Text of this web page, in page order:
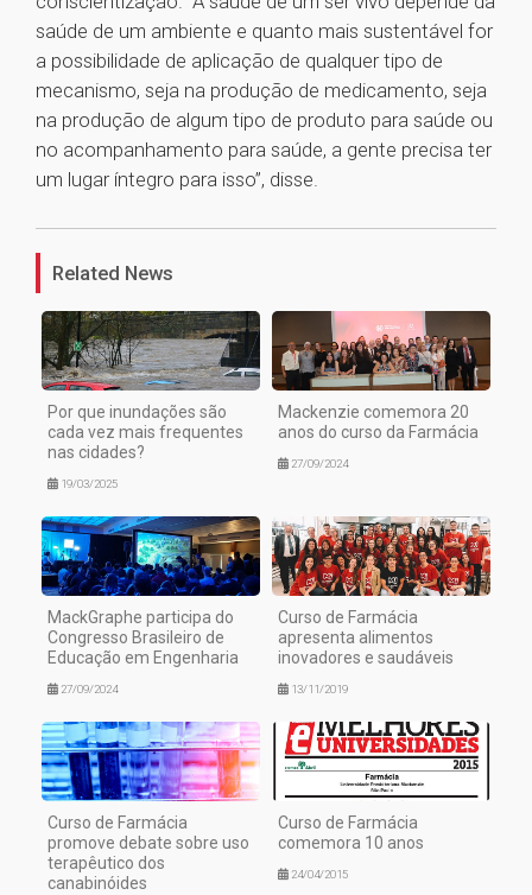
saúde de um ambiente e quanto mais sustentável for
a possibilidade de aplicação de qualquer tipo de
mecanismo, seja na produção de medicamento, seja
na produção de algum tipo de produto para saúde ou
no acompanhamento para saúde, a gente precisa ter
um lugar íntegro para isso”, disse.
1
Related News
Por que inundações são
cada vez mais frequentes
nas cidades?
19/03/2025
Mackenzie comemora 20
anos do curso da Farmácia
27/09/2024
MackGraphe participa do
Congresso Brasileiro de
Educação em Engenharia
27/09/2024
Curso de Farmácia
apresenta alimentos
inovadores e saudáveis
13/11/2019
Curso de Farmácia
promove debate sobre uso
terapêutico dos
canabinóides
Curso de Farmácia
comemora 10 anos
24/04/2015